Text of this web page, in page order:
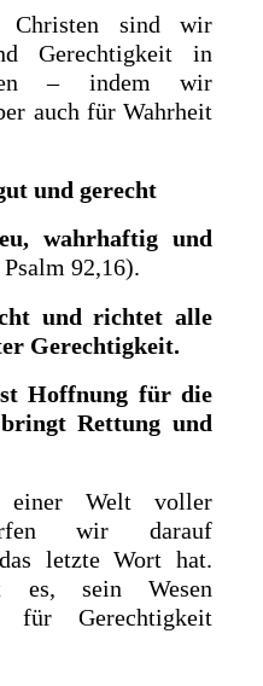
sind wir
Gerechtigkeit in
– indem wir
auch für Wahrheit
und gerecht
wahrhaftig und
92,16).
und richtet alle
Gerechtigkeit.
Hoffnung für die
Rettung und
Welt voller
wir darauf
letzte Wort hat.
es, sein Wesen
für Gerechtigkeit